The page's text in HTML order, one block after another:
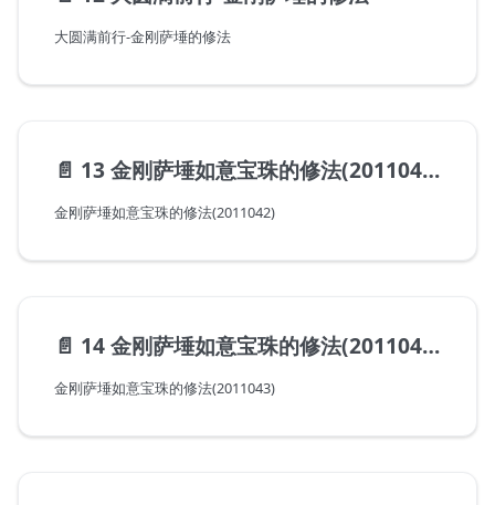
大圆满前行-金刚萨埵的修法
📄️ 13 金刚萨埵如意宝珠的修法(20110402)
金刚萨埵如意宝珠的修法(2011042)
📄️ 14 金刚萨埵如意宝珠的修法(20110413)
金刚萨埵如意宝珠的修法(2011043)